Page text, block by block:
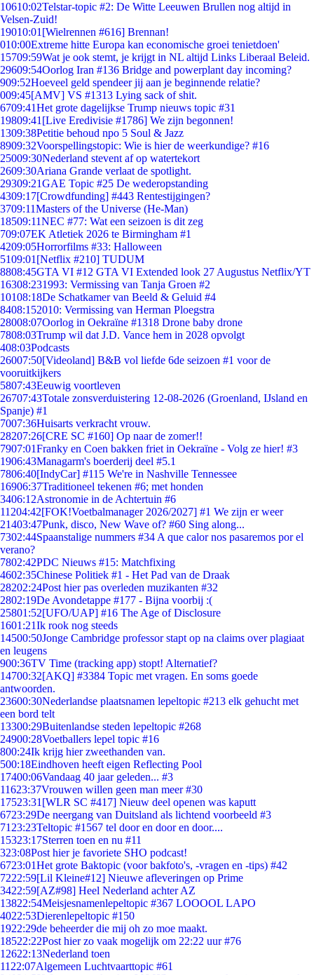
10610:02Telstar-topic #2: De Witte Leeuwen Brullen nog altijd in
Velsen-Zuid!
19010:01 [Wielrennen #616] Brennan!
010:00Extreme hitte Europa kan economische groei tenietdoen'
15709:59Wat je ook stemt, je krijgt in NL altijd Links Liberaal Beleid.
29609:54Oorlog Iran #136 Bridge and powerplant day incoming?
909:52Hoeveel geld spendeer jij aan je beginnende relatie?
009:45[AMV] VS #1313 Lying sack of shit.
6709:41Het grote dagelijkse Trump nieuws topic #31
19809:41 [Live Eredivisie #1786] We zijn begonnen!
1309:38Petitie behoud npo 5 Soul & Jazz
8909:32Voorspellingstopic: Wie is hier de weerkundige? #16
25009:30Nederland stevent af op watertekort
2609:30Ariana Grande verlaat de spotlight.
29309:21GAE Topic #25 De wederopstanding
4309:17[Crowdfunding] #443 Rentestijgingen?
3709:11Masters of the Universe (He-Man)
18509:11NEC #77: Wat een seizoen is dit zeg
709:07EK Atletiek 2026 te Birmingham #1
4209:05Horrorfilms #33: Halloween
5109:01 [Netflix #210] TUDUM
8808:45GTA VI #12 GTA VI Extended look 27 Augustus Netflix/YT
16308:231993: Vermissing van Tanja Groen #2
10108:18De Schatkamer van Beeld & Geluid #4
8408:152010: Vermissing van Herman Ploegstra
28008:07Oorlog in Oekraïne #1318 Drone baby drone
7808:03Trump wil dat J.D. Vance hem in 2028 opvolgt
408:03Podcasts
26007:50[Videoland] B&B vol liefde 6de seizoen #1 voor de
vooruitkijkers
5807:43Eeuwig voortleven
26707:43Totale zonsverduistering 12-08-2026 (Groenland, IJsland en
Spanje) #1
7007:36Huisarts verkracht vrouw.
28207:26[CRE SC #160] Op naar de zomer!!
7907:01Franky en Coen bakken friet in Oekraïne - Volg ze hier! #3
1906:43Managarm's boerderij deel #5.1
7806:40[IndyCar] #115 We're in Nashville Tennessee
16906:37Traditioneel tekenen #6; met honden
3406:12Astronomie in de Achtertuin #6
11204:42[FOK!Voetbalmanager 2026/2027] #1 We zijn er weer
21403:47Punk, disco, New Wave of? #60 Sing along...
7302:44Spaanstalige nummers #34 A que calor nos pasaremos por el
verano?
7802:42PDC Nieuws #15: Matchfixing
4602:35Chinese Politiek #1 - Het Pad van de Draak
28202:24Post hier pas overleden muzikanten #32
2802:19De Avondetappe #177 - Bijna voorbij :(
25801:52[UFO/UAP] #16 The Age of Disclosure
1601:21Ik rook nog steeds
14500:50Jonge Cambridge professor stapt op na claims over plagiaat
en leugens
900:36TV Time (tracking app) stopt! Alternatief?
14700:32[AKQ] #3384 Topic met vragen. En soms goede
antwoorden.
23600:30Nederlandse plaatsnamen lepeltopic #213 elk gehucht met
een bord telt
13300:29Buitenlandse steden lepeltopic #268
24900:28Voetballers lepel topic #16
800:24Ik krijg hier zweethanden van.
500:18Eindhoven heeft eigen Reflecting Pool
17400:06Vandaag 40 jaar geleden... #3
11623:37Vrouwen willen geen man meer #30
17523:31 [WLR SC #417] Nieuw deel openen was kaputt
6723:29De neergang van Duitsland als lichtend voorbeeld #3
71 23:23Teltopic #1567 tel door en door en door....
15323:17Sterren toen en nu #11
323:08Post hier je favoriete SHO podcast!
6723:01Het grote Baktopic (voor bakfoto's, -vragen en -tips) #42
7222:59[Lil Kleine#12] Nieuwe afleveringen op Prime
3422:59[AZ#98] Heel Nederland achter AZ
13822:54Meisjesnamenlepeltopic #367 LOOOOL LAPO
4022:53Dierenlepeltopic #150
1922:29de beheerder die mij oh zo moe maakt.
18522:22Post hier zo vaak mogelijk om 22:22 uur #76
12622:13Nederland toen
11 22:07Algemeen Luchtvaarttopic #61